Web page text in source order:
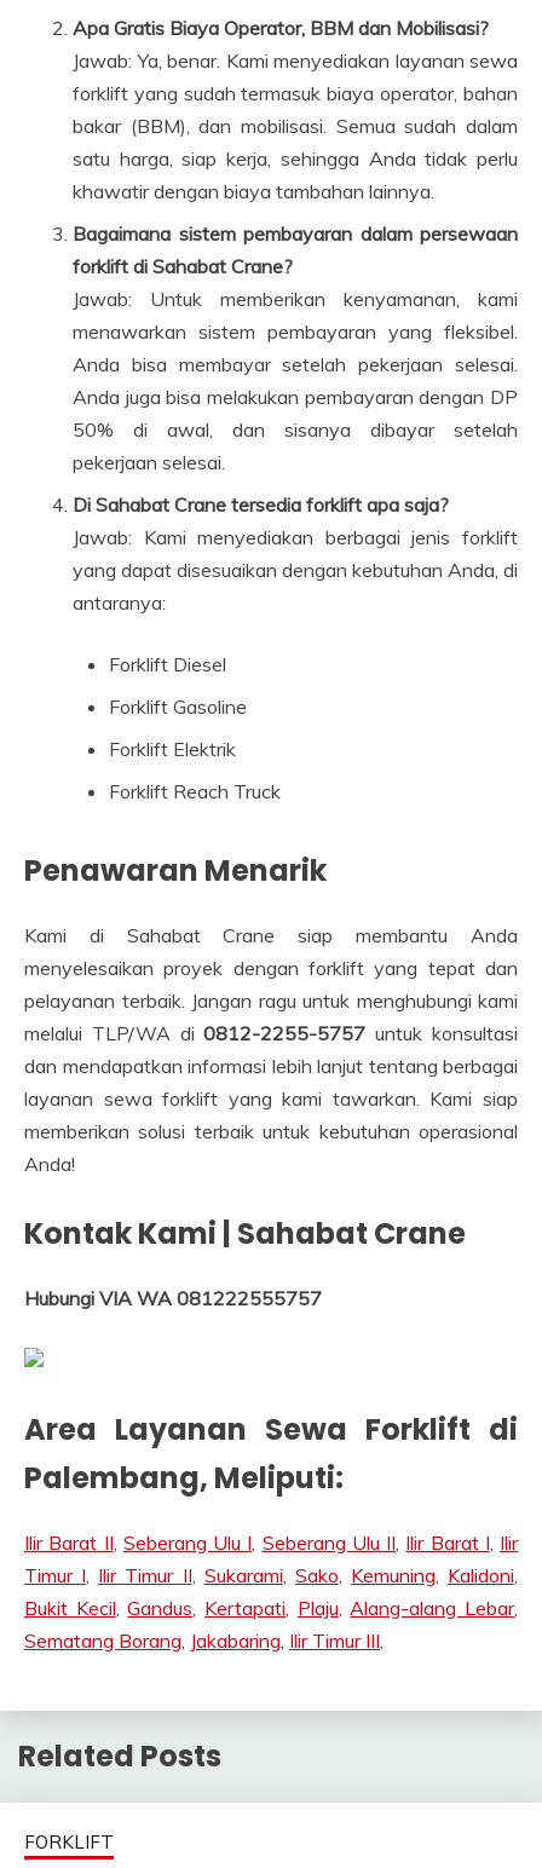
Apa Gratis Biaya Operator, BBM dan Mobilisasi?
Jawab: Ya, benar. Kami menyediakan layanan sewa
forklift yang sudah termasuk biaya operator, bahan
bakar (BBM), dan mobilisasi. Semua sudah dalam
satu harga, siap kerja, sehingga Anda tidak perlu
khawatir dengan biaya tambahan lainnya.
Bagaimana sistem pembayaran dalam persewaan
forklift di Sahabat Crane?
Jawab: Untuk memberikan kenyamanan, kami
menawarkan sistem pembayaran yang fleksibel.
Anda bisa membayar setelah pekerjaan selesai.
Anda juga bisa melakukan pembayaran dengan DP
50% di awal, dan sisanya dibayar setelah
pekerjaan selesai.
Di Sahabat Crane tersedia forklift apa saja?
Jawab: Kami menyediakan berbagai jenis forklift
yang dapat disesuaikan dengan kebutuhan Anda, di
antaranya:
Forklift Diesel
Forklift Gasoline
Forklift Elektrik
Forklift Reach Truck
Penawaran Menarik
Kami di Sahabat Crane siap membantu Anda
menyelesaikan proyek dengan forklift yang tepat dan
pelayanan terbaik. Jangan ragu untuk menghubungi kami
melalui TLP/WA di0812-2255-5757 untuk konsultasi
dan mendapatkan informasi lebih lanjut tentang berbagai
layanan sewa forklift yang kami tawarkan. Kami siap
memberikan solusi terbaik untuk kebutuhan operasional
Anda!
Kontak Kami | Sahabat Crane
Hubungi VIA WA 081222555757
Area Layanan Sewa Forklift di
Palembang, Meliputi:
Ilir Barat II Seberang Ulu I Seberang Ulu II Ilir Barat I Ilir
Timur I Ilir Timur II Sukarami Sako Kemuning Kalidoni
Bukit Kecil ,Gandus Kertapati Plaju Alang-alang Lebar,
Sematang Borang Jakabaring Ilir Timur III
Related Posts
FORKLIFT